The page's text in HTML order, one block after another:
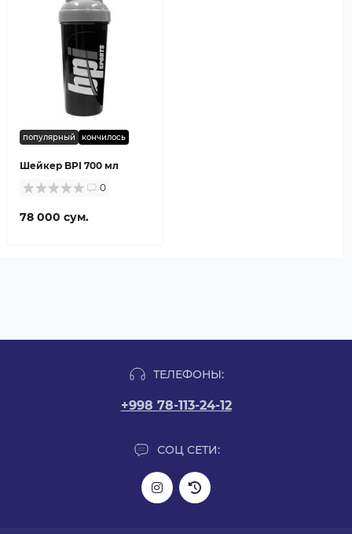
популярный кончилось
Шейкер BPI 700 мл
0
78 000 сум.
ТЕЛЕФОНЫ:
+998 78-113-24-12
СОЦ СЕТИ: